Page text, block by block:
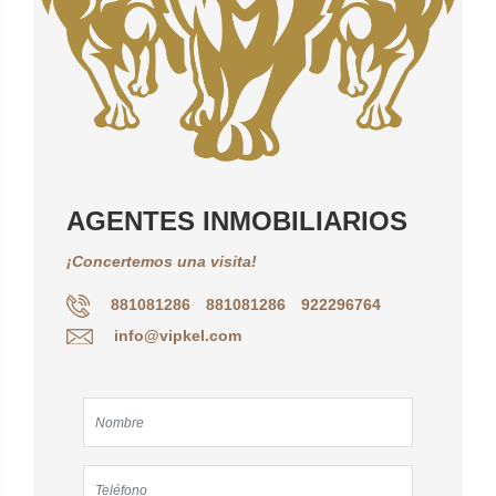
AGENTES INMOBILIARIOS
¡Concertemos una visita!
881081286 881081286
922296764
info@vipkel.com